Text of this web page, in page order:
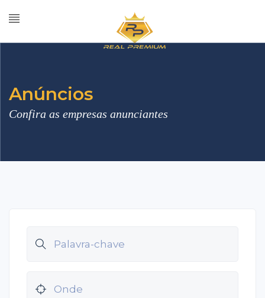
Anúncios
Confira as empresas anunciantes